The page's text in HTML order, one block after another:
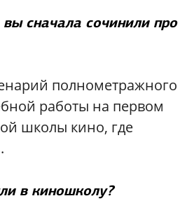
сначала сочинили про
полнометражного
работы на первом
школы кино, где
в киношколу?